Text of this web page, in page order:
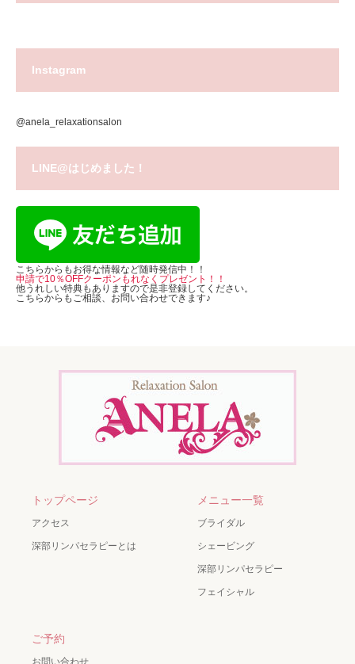
Instagram
@anela_relaxationsalon
LINE@はじめました！
こちらからもお得な情報など随時発信中！！
申請で10％OFFクーポンもれなくプレゼント！！
他うれしい特典もありますので是非登録してください。
こちらからもご相談、お問い合わせできます♪
トップページ
アクセス
深部リンパセラピーとは
メニュー一覧
ブライダル
シェービング
深部リンパセラピー
フェイシャル
ご予約
お問い合わせ